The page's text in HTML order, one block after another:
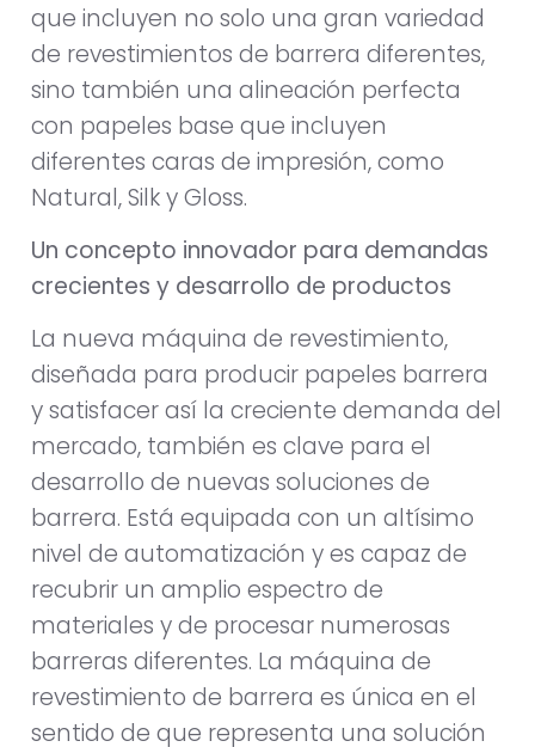
que incluyen no solo una gran variedad
de revestimientos de barrera diferentes,
sino también una alineación perfecta
con papeles base que incluyen
diferentes caras de impresión, como
Natural, Silk y Gloss.
Un concepto innovador para demandas
crecientes y desarrollo de productos
La nueva máquina de revestimiento,
diseñada para producir papeles barrera
y satisfacer así la creciente demanda del
mercado, también es clave para el
desarrollo de nuevas soluciones de
barrera. Está equipada con un altísimo
nivel de automatización y es capaz de
recubrir un amplio espectro de
materiales y de procesar numerosas
barreras diferentes. La máquina de
revestimiento de barrera es única en el
sentido de que representa una solución